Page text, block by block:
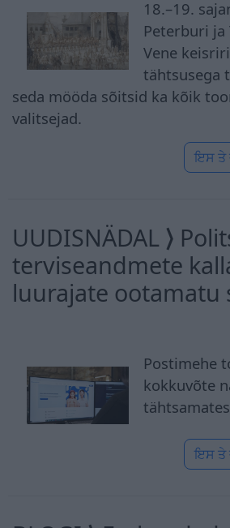
18.–19.
Peterburi ja
Vene
tähtsusega
seda mööda sõitsid ka kõik
valitsejad.
ਇਸ ਤੇ
UUDISNÄDAL ⟩
terviseandmete
luurajate ootamatu
Postimehe
kokkuvõte
ਇਸ ਤੇ